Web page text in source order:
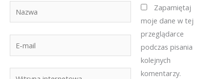
mail
Zapamiętaj
moje dane w tej
przeglądarce
podczas pisania
kolejnych
komentarzy.